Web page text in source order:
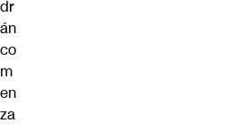
dr
án
co
m
en
za